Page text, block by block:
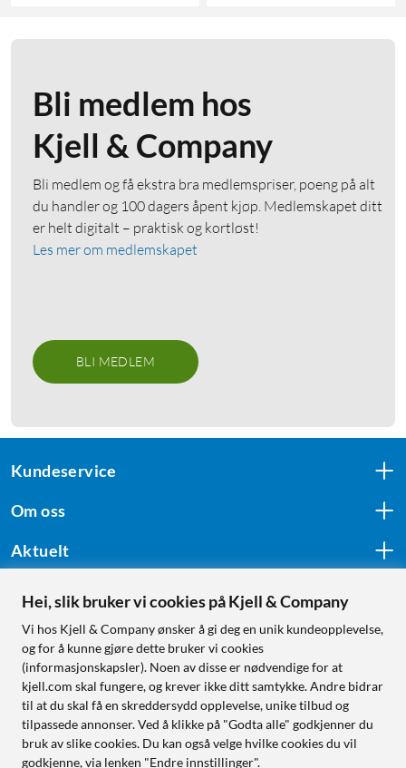
Bli medlem hos
Kjell & Company
Bli medlem og få ekstra bra medlemspriser, poeng på alt
du handler og 100 dagers åpent kjøp. Medlemskapet ditt
er helt digitalt – praktisk og kortløst!
Les mer om medlemskapet
BLI MEDLEM
Kundeservice
Om oss
Aktuelt
Følg oss
Handle fra:
Sverige
Norge
Hei, slik bruker vi cookies på Kjell & Company
Vi hos Kjell & Company ønsker å gi deg en unik kundeopplevelse,
og for å kunne gjøre dette bruker vi cookies
(informasjonskapsler). Noen av disse er nødvendige for at
kjell.com skal fungere, og krever ikke ditt samtykke. Andre bidrar
til at du skal få en skreddersydd opplevelse, unike tilbud og
tilpassede annonser. Ved å klikke på "Godta alle" godkjenner du
bruk av slike cookies. Du kan også velge hvilke cookies du vil
godkjenne, via lenken "Endre innstillinger".